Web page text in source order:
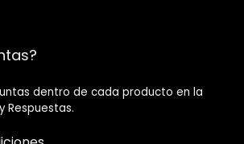
dentro de cada producto en la
Respuestas.